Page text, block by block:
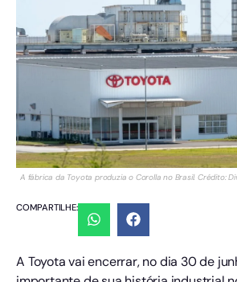
A fábrica da Toyota produzia o Corolla no Brasil. Crédito:
COMPARTILHE:
A Toyota vai encerrar, no dia 30 de